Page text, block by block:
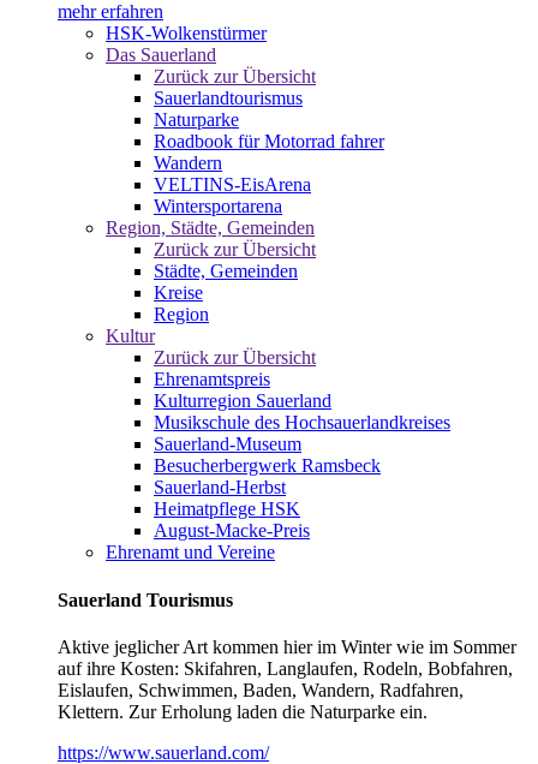
mehr erfahren
HSK-Wolkenstürmer
Das Sauerland
Zurück zur Übersicht
Sauerlandtourismus
Naturparke
Roadbook für Motorrad fahrer
Wandern
VELTINS-EisArena
Wintersportarena
Region, Städte, Gemeinden
Zurück zur Übersicht
Städte, Gemeinden
Kreise
Region
Kultur
Zurück zur Übersicht
Ehrenamtspreis
Kulturregion Sauerland
Musikschule des Hochsauerlandkreises
Sauerland-Museum
Besucherbergwerk Ramsbeck
Sauerland-Herbst
Heimatpflege HSK
August-Macke-Preis
Ehrenamt und Vereine
Sauerland Tourismus
Aktive jeglicher Art kommen hier im Winter wie im Sommer
auf ihre Kosten: Skifahren, Langlaufen, Rodeln, Bobfahren,
Eislaufen, Schwimmen, Baden, Wandern, Radfahren,
Klettern. Zur Erholung laden die Naturparke ein.
https://www.sauerland.com/